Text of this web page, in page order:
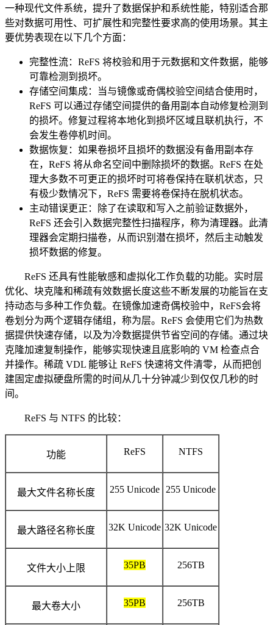
一种现代文件系统，提升了数据保护和系统性能，特别适合那
些对数据可用性、可扩展性和完整性要求高的使用场景。其主
要优势表现在以下几个方面：
完整性流：ReFS 将校验和用于元数据和文件数据，能够
可靠检测到损坏。
存储空间集成：当与镜像或奇偶校验空间结合使用时，
ReFS 可以通过存储空间提供的备用副本自动修复检测到
的损坏。修复过程将本地化到损坏区域且联机执行，不
会发生卷停机时间。
数据恢复：如果卷损坏且损坏的数据没有备用副本存
在，ReFS 将从命名空间中删除损坏的数据。ReFS 在处
理大多数不可更正的损坏时可将卷保持在联机状态，只
有极少数情况下，ReFS 需要将卷保持在脱机状态。
主动错误更正：除了在读取和写入之前验证数据外，
ReFS 还会引入数据完整性扫描程序，称为清理器。此清
理器会定期扫描卷，从而识别潜在损坏，然后主动触发
损坏数据的修复。
ReFS 还具有性能敏感和虚拟化工作负载的功能。实时层
优化、块克隆和稀疏有效数据长度这些不断发展的功能旨在支
持动态与多种工作负载。在镜像加速奇偶校验中，ReFS会将
卷划分为两个逻辑存储组，称为层。ReFS 会使用它们为热数
据提供快速存储，以及为冷数据提供节省空间的存储。通过块
克隆加速复制操作，能够实现快速且底影响的 VM 检查点合
并操作。稀疏 VDL 能够让 ReFS 快速将文件清零，从而把创
建固定虚拟硬盘所需的时间从几十分钟减少到仅仅几秒的时
间。
ReFS 与 NTFS 的比较：
功能 ReFS NTFS
最大文件名称长度 255 Unicode 255 Unicode
最大路径名称长度 32K Unicode 32K Unicode
文件大小上限 35PB 256TB
最大卷大小 35PB 256TB